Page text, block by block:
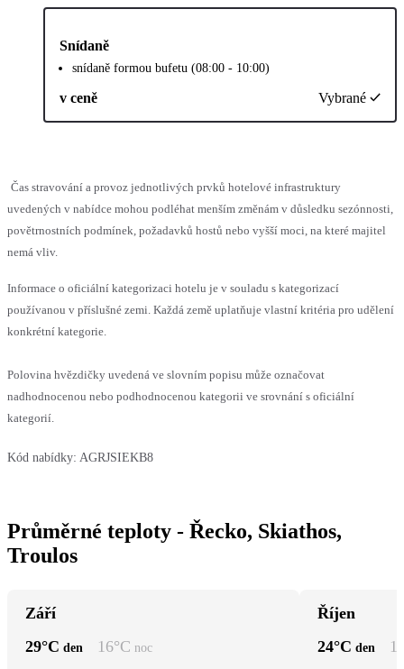
Snídaně
snídaně formou bufetu (08:00 - 10:00)
v ceně Vybrané
Čas stravování a provoz jednotlivých prvků hotelové infrastruktury
uvedených v nabídce mohou podléhat menším změnám v důsledku sezónnosti,
povětrnostních podmínek, požadavků hostů nebo vyšší moci, na které majitel
nemá vliv.
Informace o oficiální kategorizaci hotelu je v souladu s kategorizací
používanou v příslušné zemi. Každá země uplatňuje vlastní kritéria pro udělení
konkrétní kategorie.
Polovina hvězdičky uvedená ve slovním popisu může označovat
nadhodnocenou nebo podhodnocenou kategorii ve srovnání s oficiální
kategorií.
Kód nabídky: AGRJSIEKB8
Průměrné teploty - Řecko, Skiathos,
Troulos
Září
29°C den 16°C noc
Říjen
24°C den